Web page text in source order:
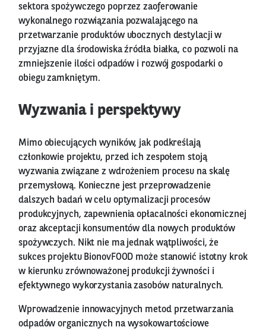
sektora spożywczego poprzez zaoferowanie
wykonalnego rozwiązania pozwalającego na
przetwarzanie produktów ubocznych destylacji w
przyjazne dla środowiska źródła białka, co pozwoli na
zmniejszenie ilości odpadów i rozwój gospodarki o
obiegu zamkniętym.
Wyzwania i perspektywy
Mimo obiecujących wyników, jak podkreślają
członkowie projektu, przed ich zespołem stoją
wyzwania związane z wdrożeniem procesu na skalę
przemysłową. Konieczne jest przeprowadzenie
dalszych badań w celu optymalizacji procesów
produkcyjnych, zapewnienia opłacalności ekonomicznej
oraz akceptacji konsumentów dla nowych produktów
spożywczych. Nikt nie ma jednak wątpliwości, że
sukces projektu BionovFOOD może stanowić istotny krok
w kierunku zrównoważonej produkcji żywności i
efektywnego wykorzystania zasobów naturalnych.
Wprowadzenie innowacyjnych metod przetwarzania
odpadów organicznych na wysokowartościowe